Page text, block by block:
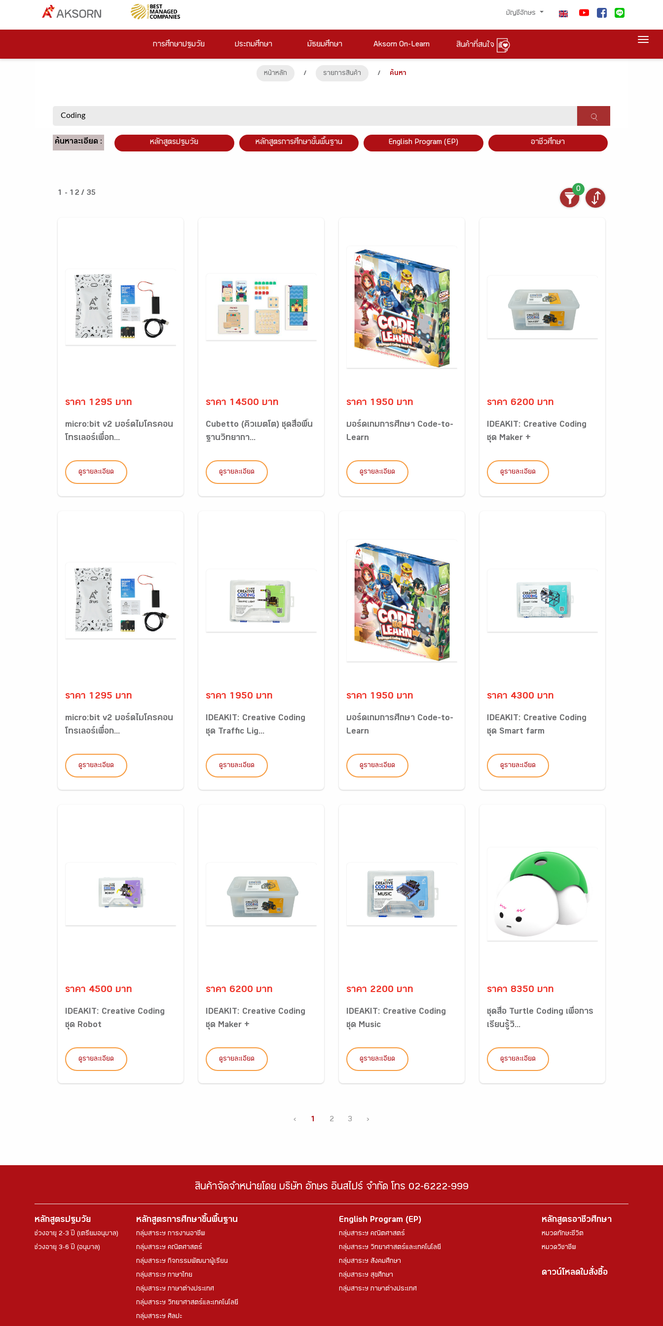
บัญชีอักษร
การศึกษาปฐมวัย ประถมศึกษา มัธยมศึกษา Aksorn On-Learn สินค้าที่สนใจ
หน้าหลัก / รายการสินค้า / ค้นหา
ค้นหาละเอียด : หลักสูตรปฐมวัย หลักสูตรการศึกษาขั้นพื้นฐาน English Program (EP) อาชีวศึกษา
1 - 12 / 35
0
ราคา 1295 บาท
micro:bit v2 บอร์ดไมโครคอน
โทรเลอร์เพื่อก...
ดูรายละเอียด
ราคา 14500 บาท
Cubetto (คิวเบตโต) ชุดสื่อพื้น
ฐานวิทยากา...
ดูรายละเอียด
ราคา 1950 บาท
บอร์ดเกมการศึกษา Code-to-
Learn
ดูรายละเอียด
ราคา 6200 บาท
IDEAKIT: Creative Coding
ชุด Maker +
ดูรายละเอียด
ราคา 1295 บาท
micro:bit v2 บอร์ดไมโครคอน
โทรเลอร์เพื่อก...
ดูรายละเอียด
ราคา 1950 บาท
IDEAKIT: Creative Coding
ชุด Traffic Lig...
ดูรายละเอียด
ราคา 1950 บาท
บอร์ดเกมการศึกษา Code-to-
Learn
ดูรายละเอียด
ราคา 4300 บาท
IDEAKIT: Creative Coding
ชุด Smart farm
ดูรายละเอียด
ราคา 4500 บาท
IDEAKIT: Creative Coding
ชุด Robot
ดูรายละเอียด
ราคา 6200 บาท
IDEAKIT: Creative Coding
ชุด Maker +
ดูรายละเอียด
ราคา 2200 บาท
IDEAKIT: Creative Coding
ชุด Music
ดูรายละเอียด
ราคา 8350 บาท
ชุดสื่อ Turtle Coding เพื่อการ
เรียนรู้วิ...
ดูรายละเอียด
‹ 1 2 3 ›
สินค้าจัดจำหน่ายโดย บริษัท อักษร อินสไปร์ จำกัด โทร 02-6222-999
หลักสูตรปฐมวัย
ช่วงอายุ 2-3 ปี (เตรียมอนุบาล)
ช่วงอายุ 3-6 ปี (อนุบาล)
หลักสูตรการศึกษาขึ้นพื้นฐาน
กลุ่มสาระฯ การงานอาชีพ
กลุ่มสาระฯ คณิตศาสตร์
กลุ่มสาระฯ กิจกรรมพัฒนาผู้เรียน
กลุ่มสาระฯ ภาษาไทย
กลุ่มสาระฯ ภาษาต่างประเทศ
กลุ่มสาระฯ วิทยาศาสตร์และเทคโนโลยี
กลุ่มสาระฯ ศิลปะ
English Program (EP)
กลุ่มสาระฯ คณิตศาสตร์
กลุ่มสาระฯ วิทยาศาสตร์และเทคโนโลยี
กลุ่มสาระฯ สังคมศึกษา
กลุ่มสาระฯ สุขศึกษา
กลุ่มสาระฯ ภาษาต่างประเทศ
หลักสูตรอาชีวศึกษา
หมวดทักษะชีวิต
หมวดวิชาชีพ
ดาวน์โหลดใบสั่งซื้อ